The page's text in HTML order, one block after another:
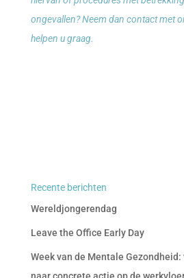
ongevallen? Neem dan contact met
helpen u graag.
Recente berichten
Wereldjongerendag
Leave the Office Early Day
Week van de Mentale